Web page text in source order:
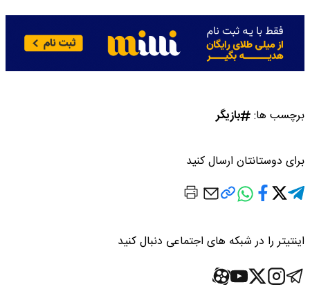
برچسب ها: بازیگر
برای دوستانتان ارسال کنید
اینتیتر را در شبکه های اجتماعی دنبال کنید